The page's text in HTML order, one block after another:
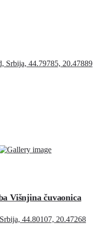
Srbija, 44.79785, 20.47889
Višnjina čuvaonica
44.80107, 20.47268